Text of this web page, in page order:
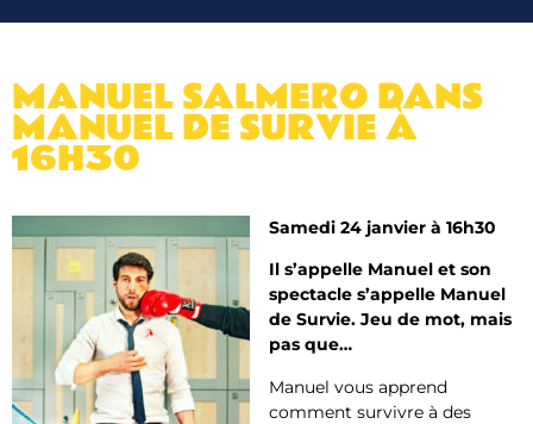
MANUEL SALMERO DANS
MANUEL DE SURVIE À
16H30
Samedi 24 janvier à 16h30
Il s’appelle Manuel et son
spectacle s’appelle Manuel
de Survie. Jeu de mot, mais
pas que…
Manuel vous apprend
comment survivre à des